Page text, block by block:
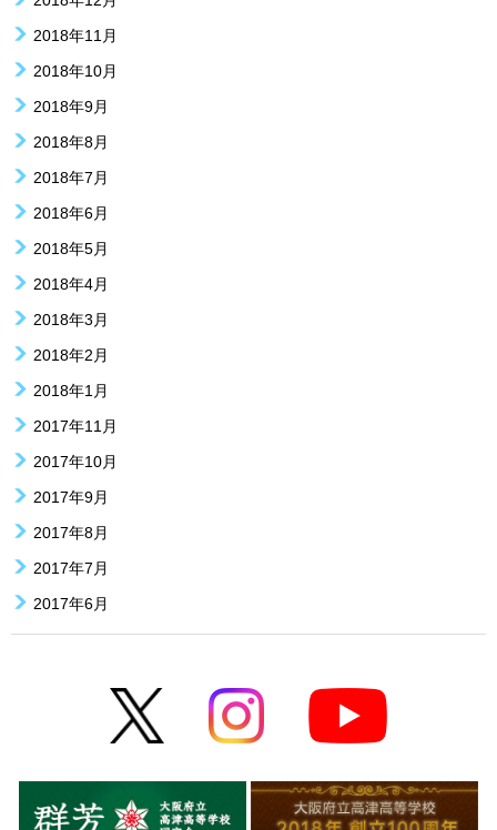
2018年11月
2018年10月
2018年9月
2018年8月
2018年7月
2018年6月
2018年5月
2018年4月
2018年3月
2018年2月
2018年1月
2017年11月
2017年10月
2017年9月
2017年8月
2017年7月
2017年6月